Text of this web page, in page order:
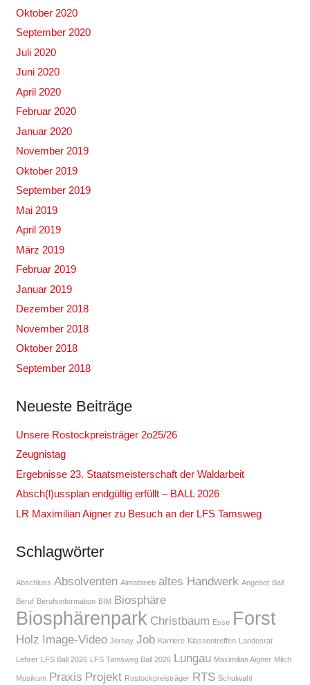
Oktober 2020
September 2020
Juli 2020
Juni 2020
April 2020
Februar 2020
Januar 2020
November 2019
Oktober 2019
September 2019
Mai 2019
April 2019
März 2019
Februar 2019
Januar 2019
Dezember 2018
November 2018
Oktober 2018
September 2018
Neueste Beiträge
Unsere Rostockpreisträger 2o25/26
Zeugnistag
Ergebnisse 23. Staatsmeisterschaft der Waldarbeit
Absch(l)ussplan endgültig erfüllt – BALL 2026
LR Maximilian Aigner zu Besuch an der LFS Tamsweg
Schlagwörter
Abschluss Absolventen Almabtrieb altes Handwerk Angebot Ball
Beruf Berufsinformation BIM Biosphäre
Biosphärenpark Christbaum Esse Forst
Holz Image-Video Jersey Job Karriere Klassentreffen Landesrat
Lehrer LFS Ball 2026 LFS Tamsweg Ball 2026 Lungau Maximilian Aigner Milch
Musikum Praxis Projekt Rostockpreisträger RTS Schulwahl